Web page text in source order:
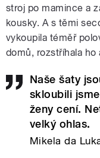
stroj po mamince a
kousky. A s těmi
vykoupila téměř
domů, rozstříhala ho
Naše šaty
skloubili
ženy cení.
velký ohlas.
Mikela da